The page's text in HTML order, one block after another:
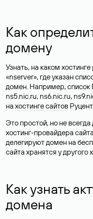
Как
домену
Узнать, на каком
«nserver», где указан
домен. Например, список
ns5.nic.ru, ns6.nic.ru,
на хостинге сайтов
Это простой, но не
хостинг-провайдера
делегируют домен на
сайта хранятся у другого
Как узнать
домена